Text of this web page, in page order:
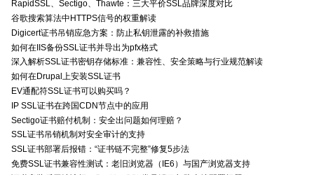
RapidSSL、Sectigo、Thawte：三大平价SSL品牌深度对比
谷歌搜索算法中HTTPS信号的权重解读
Digicert证书吊销应急方案：防止私钥泄露的补救措施
如何在IIS备份SSL证书并导出为pfx格式
深入解析SSL证书密钥存储标准：兼容性、安全策略与行业规范解读
如何在Drupal上安装SSL证书
EV通配符SSL证书可以购买吗？
IP SSL证书在跨国CDN节点中的应用
Sectigo证书赔付机制：安全出问题如何理赔？
SSL证书吊销机制对安全审计的支持
SSL证书部署后报错：“证书链不完整”修复5步法
免费SSL证书兼容性测试：老旧浏览器（IE6）与国产浏览器支持